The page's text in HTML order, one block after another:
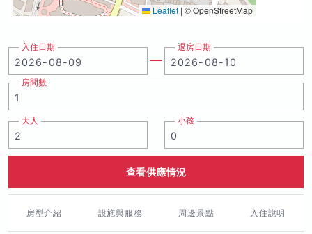
Leaflet | © OpenStreetMap
入住日期 退房日期
房間數
大人 小孩
查看供應情況
房型介紹 設施與服務 周邊景點 入住說明